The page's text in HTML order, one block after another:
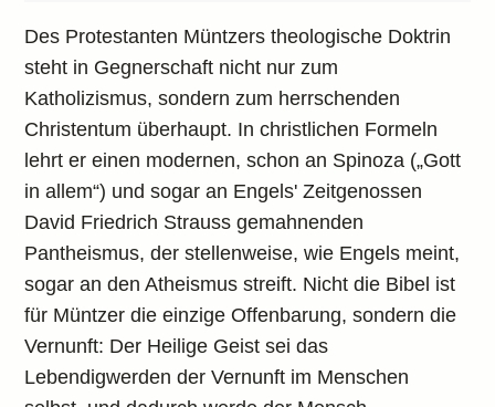
Des Protestanten Müntzers theologische Doktrin
steht in Gegnerschaft nicht nur zum
Katholizismus, sondern zum herrschenden
Christentum überhaupt. In christlichen Formeln
lehrt er einen modernen, schon an Spinoza („Gott
in allem“) und sogar an Engels' Zeitgenossen
David Friedrich Strauss gemahnenden
Pantheismus, der stellenweise, wie Engels meint,
sogar an den Atheismus streift. Nicht die Bibel ist
für Müntzer die einzige Offenbarung, sondern die
Vernunft: Der Heilige Geist sei das
Lebendigwerden der Vernunft im Menschen